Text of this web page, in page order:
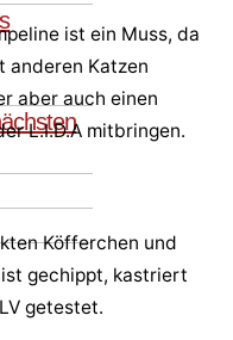
ist ein Muss, da
anderen Katzen
aber auch einen
L.I.D.A mitbringen.
Köfferchen und
gechippt, kastriert
getestet.